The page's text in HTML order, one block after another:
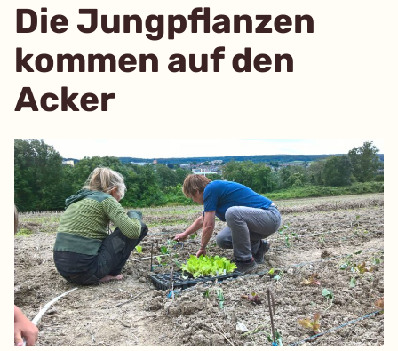
lebendigen
Die Jungpflanzen
kommen auf den
Acker